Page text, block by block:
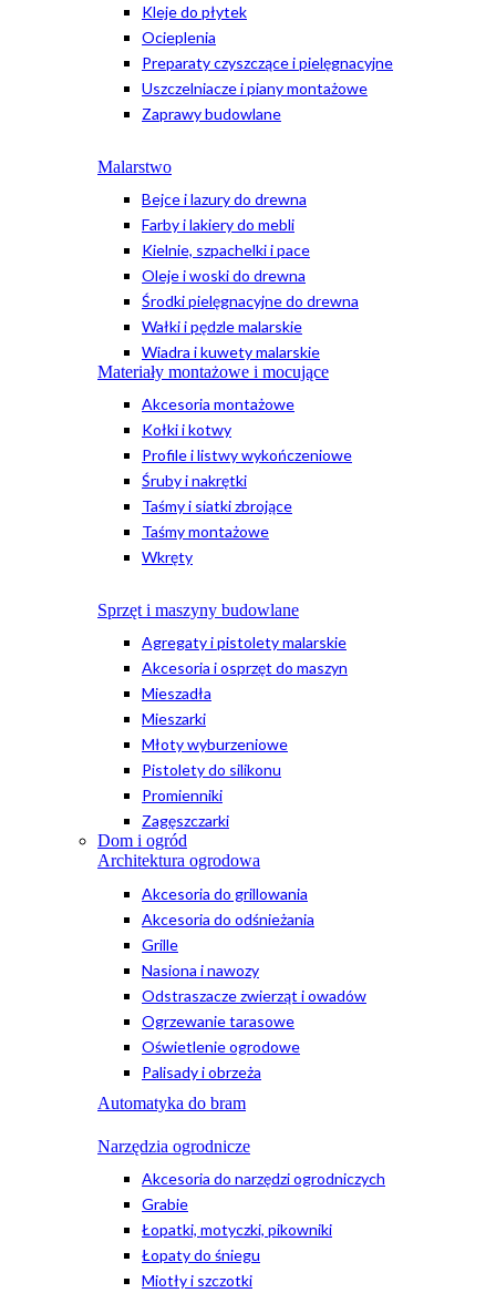
Kleje do płytek
Ocieplenia
Preparaty czyszczące i pielęgnacyjne
Uszczelniacze i piany montażowe
Zaprawy budowlane
Malarstwo
Bejce i lazury do drewna
Farby i lakiery do mebli
Kielnie, szpachelki i pace
Oleje i woski do drewna
Środki pielęgnacyjne do drewna
Wałki i pędzle malarskie
Wiadra i kuwety malarskie
Materiały montażowe i mocujące
Akcesoria montażowe
Kołki i kotwy
Profile i listwy wykończeniowe
Śruby i nakrętki
Taśmy i siatki zbrojące
Taśmy montażowe
Wkręty
Sprzęt i maszyny budowlane
Agregaty i pistolety malarskie
Akcesoria i osprzęt do maszyn
Mieszadła
Mieszarki
Młoty wyburzeniowe
Pistolety do silikonu
Promienniki
Zagęszczarki
Dom i ogród
Architektura ogrodowa
Akcesoria do grillowania
Akcesoria do odśnieżania
Grille
Nasiona i nawozy
Odstraszacze zwierząt i owadów
Ogrzewanie tarasowe
Oświetlenie ogrodowe
Palisady i obrzeża
Automatyka do bram
Narzędzia ogrodnicze
Akcesoria do narzędzi ogrodniczych
Grabie
Łopatki, motyczki, pikowniki
Łopaty do śniegu
Miotły i szczotki